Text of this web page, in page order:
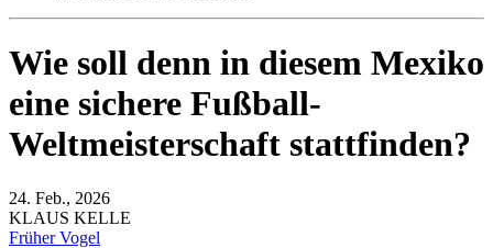
Wie soll denn in diesem Mexiko
eine sichere Fußball-
Weltmeisterschaft stattfinden?
24. Feb., 2026
KLAUS KELLE
Früher Vogel